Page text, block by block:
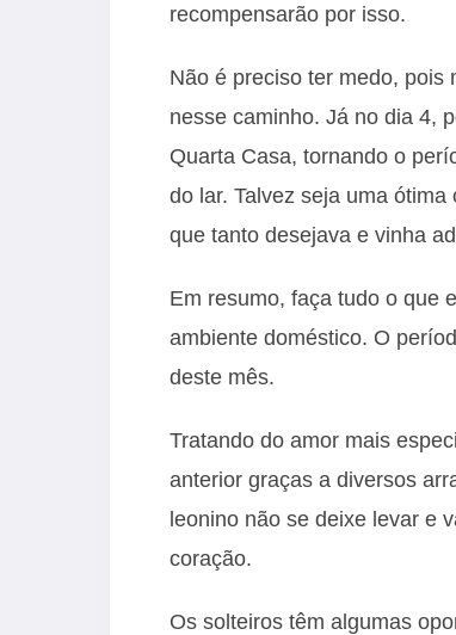
recompensarão por isso.
Não é preciso ter medo, pois
nesse caminho. Já no dia 4,
Quarta Casa, tornando o
do lar. Talvez seja uma
que tanto desejava e vinha
Em resumo, faça tudo o que
ambiente doméstico. O
deste mês.
Tratando do amor mais
anterior graças a diversos
leonino não se deixe levar e
coração.
Os solteiros têm algumas